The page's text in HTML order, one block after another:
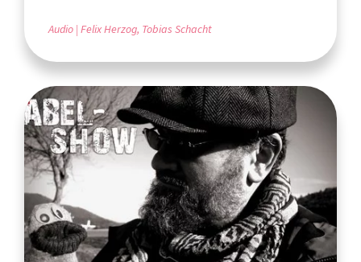
Audio Felix Herzog, Tobias Schacht